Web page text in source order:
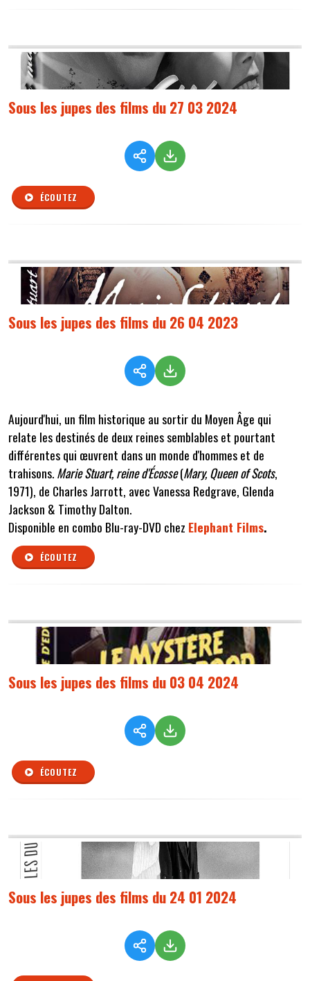
Sous les jupes des films du 27 03 2024
ÉCOUTEZ
Sous les jupes des films du 26 04 2023
Aujourd'hui, un film historique au sortir du Moyen Âge qui
relate les destinés de deux reines semblables et pourtant
différentes qui œuvrent dans un monde d'hommes et de
trahisons.Marie Stuart, reine d'Écosse(Mary, Queen of Scots,
1971), de Charles Jarrott, avec Vanessa Redgrave, Glenda
Jackson & Timothy Dalton.
Disponible en combo Blu-ray-DVD chez Elephant Films.
ÉCOUTEZ
Sous les jupes des films du 03 04 2024
ÉCOUTEZ
Sous les jupes des films du 24 01 2024